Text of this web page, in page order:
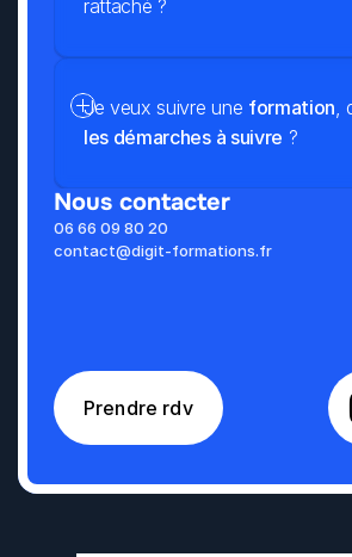
Nous contacter
06 66 09 80 20
contact@digit-formations.fr
rattaché ?
Je veux suivre une formation
les démarches à suivre ?
Prendre rdv